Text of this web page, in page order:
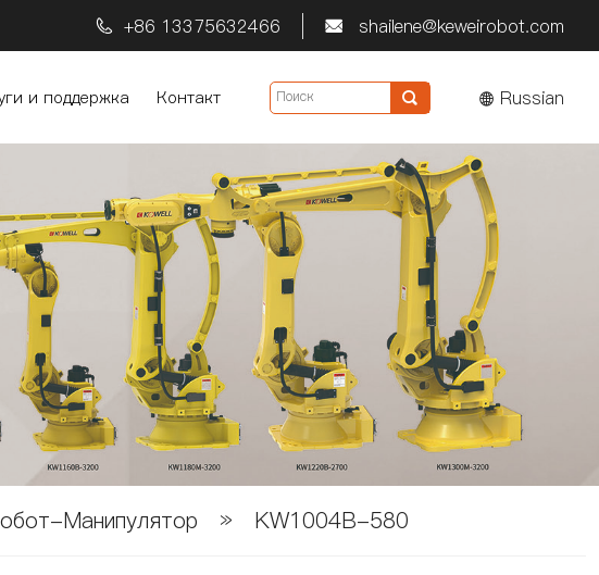
 +86 13375632466  shailene@keweirobot.com
и поддержка Контакт  Russian
Манипулятор » KW1004B-580